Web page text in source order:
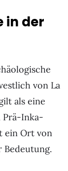
in der
von La
als eine
Prä-Inka-
ein Ort von